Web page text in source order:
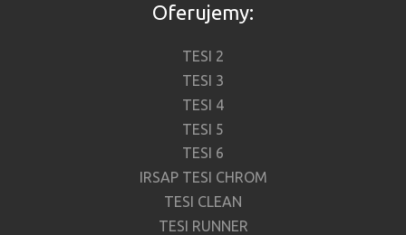
Oferujemy:
TESI 2
TESI 3
TESI 4
TESI 5
TESI 6
IRSAP TESI CHROM
TESI CLEAN
TESI RUNNER